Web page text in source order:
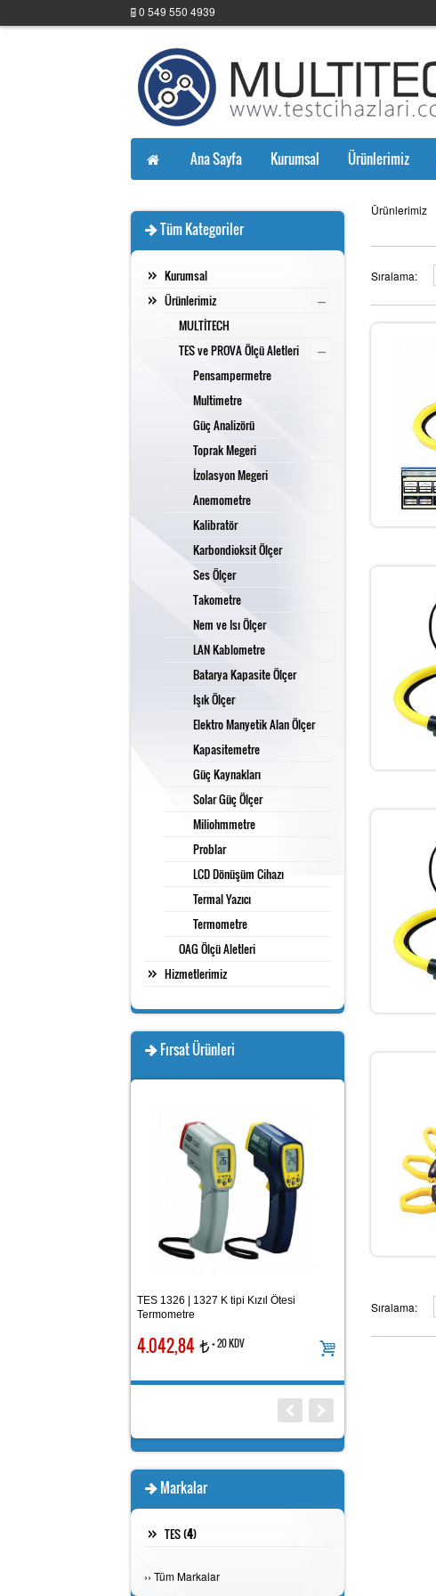
0 549 550 4939
Ana Sayfa Kurumsal Ürünlerimiz
Ürünlerimiz
Sıralama:
Sıralama:
Tüm Kategoriler
Kurumsal
Ürünlerimiz
–
MULTİTECH
TES ve PROVA Ölçü Aletleri
–
Pensampermetre
Multimetre
Güç Analizörü
Toprak Megeri
İzolasyon Megeri
Anemometre
Kalibratör
Karbondioksit Ölçer
Ses Ölçer
Takometre
Nem ve Isı Ölçer
LAN Kablometre
Batarya Kapasite Ölçer
Işık Ölçer
Elektro Manyetik Alan Ölçer
Kapasitemetre
Güç Kaynakları
Solar Güç Ölçer
Miliohmmetre
Problar
LCD Dönüşüm Cihazı
Termal Yazıcı
Termometre
OAG Ölçü Aletleri
Hizmetlerimiz
Fırsat Ürünleri
TES 1326 | 1327 K tipi Kızıl Ötesi
Termometre
4.042,84 t + 20 KDV
TES 1337 Işık Metre
Markalar
TES (4)
›› Tüm Markalar